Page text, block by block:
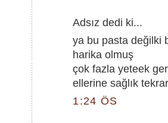
Adsız dedi ki...
ya bu pasta değilki
harika olmuş
çok fazla yeteek
ellerine sağlık
1:24 ÖS